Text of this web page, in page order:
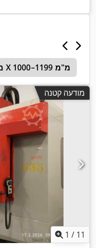
מרכזי עיבוד אנכיים, מהלך ציר X 1000–1199 מ"מ
מודעה קטנה
1 / 11